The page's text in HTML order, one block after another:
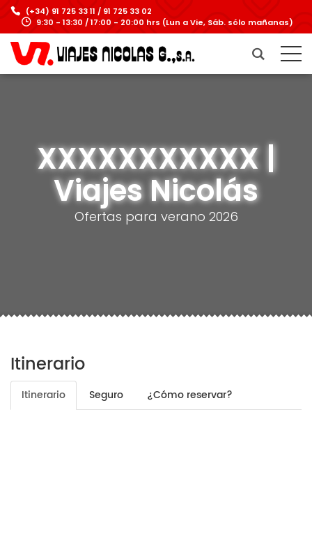
(+34) 91 725 33 11 / 91 725 33 02
9:30 - 13:30 / 17:00 - 20:00 hrs (Lun a Vie, Sáb. sólo mañanas)
XXXXXXXXXXX |
Viajes Nicolás
Ofertas para verano 2026
Itinerario
Itinerario Seguro ¿Cómo reservar?